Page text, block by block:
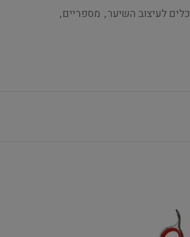
כלים לעיצוב השיער, מספריים,